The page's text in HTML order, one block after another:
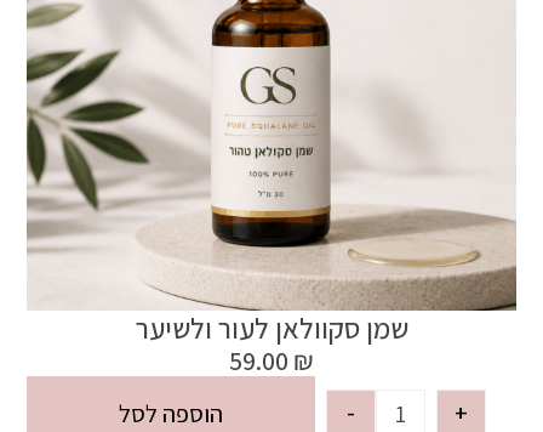
שמן סקוולאן לעור ולשיער
59.00 ₪
- + הוספה לסל